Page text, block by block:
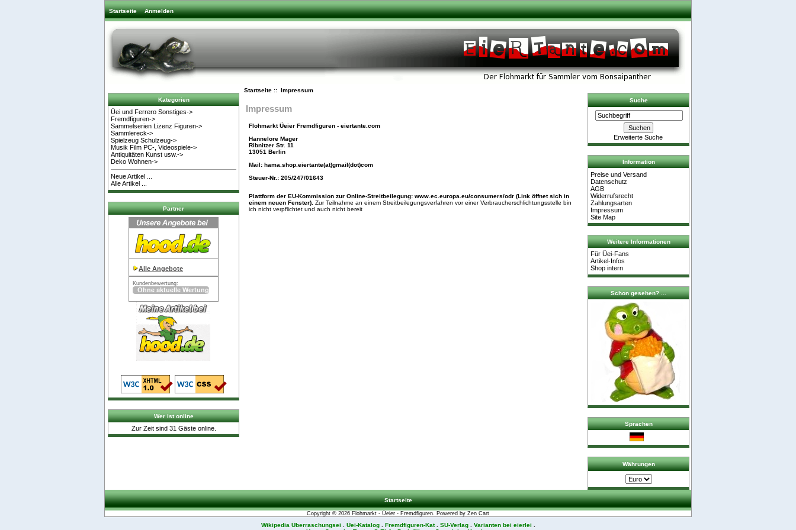
Startseite Anmelden
Kategorien
Üei und Ferrero Sonstiges->
Fremdfiguren->
Sammelserien Lizenz Figuren->
Sammlereck->
Spielzeug Schulzeug->
Musik Film PC-, Videospiele->
Antiquitäten Kunst usw.->
Deko Wohnen->
Neue Artikel ...
Alle Artikel ...
Partner
Alle Angebote
Kundenbewertung:
Wer ist online
Zur Zeit sind 31 Gäste online.
Startseite:: Impressum
Impressum
Flohmarkt Üeier Fremdfiguren - eiertante.com
Hannelore Mager
Ribnitzer Str. 11
13051 Berlin
Mail: hama.shop.eiertante(at)gmail(dot)com
Steuer-Nr.: 205/247/01643
Plattform der EU-Kommission zur Online-Streitbeilegung: www.ec.europa.eu/consumers/odr (Link öffnet sich in
einem neuen Fenster). Zur Teilnahme an einem Streitbeilegungsverfahren vor einer Verbraucherschlichtungsstelle bin
ich nicht verpflichtet und auch nicht bereit
Suche
Erweiterte Suche
Information
Preise und Versand
Datenschutz
AGB
Widerrufsrecht
Zahlungsarten
Impressum
Site Map
Weitere Informationen
Für Üei-Fans
Artikel-Infos
Shop intern
Schon gesehen? ...
Sprachen
Währungen
Startseite
Copyright © 2026 Flohmarkt - Üeier - Fremdfiguren. Powered by Zen Cart
Wikipedia Überraschungsei Üei-Katalog. Fremdfiguren-Kat SU-Verlag Varianten bei eierlei